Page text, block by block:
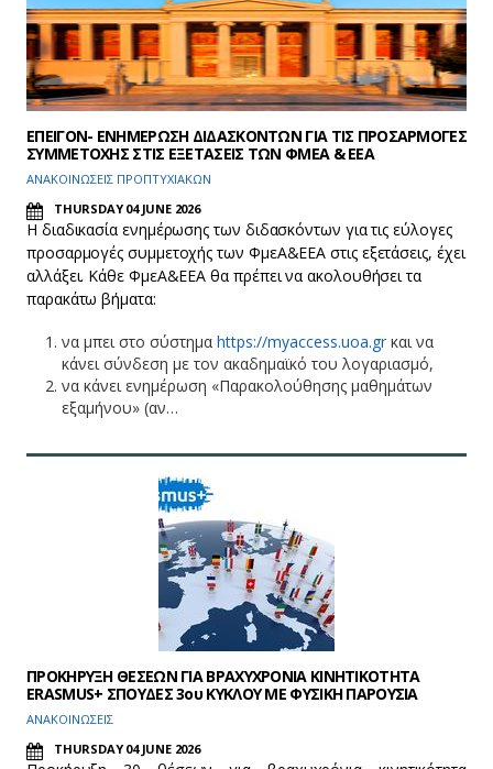
ΕΠΕΙΓΟΝ- ΕΝΗΜΕΡΩΣΗ ΔΙΔΑΣΚΟΝΤΩΝ ΓΙΑ ΤΙΣ ΠΡΟΣΑΡΜΟΓΕΣ
ΣΥΜΜΕΤΟΧΗΣ ΣΤΙΣ ΕΞΕΤΑΣΕΙΣ ΤΩΝ ΦΜΕΑ & ΕΕΑ
ΑΝΑΚΟΙΝΩΣΕΙΣ ΠΡΟΠΤΥΧΙΑΚΩΝ
THURSDAY 04 JUNE 2026
Η διαδικασία ενημέρωσης των διδασκόντων για τις εύλογες
προσαρμογές συμμετοχής των ΦμεΑ&ΕΕΑ στις εξετάσεις, έχει
αλλάξει. Κάθε ΦμεΑ&ΕΕΑ θα πρέπει να ακολουθήσει τα
παρακάτω βήματα:
να μπει στο σύστημα https://myaccess.uoa.gr και να
κάνει σύνδεση με τον ακαδημαϊκό του λογαριασμό,
να κάνει ενημέρωση «Παρακολούθησης μαθημάτων
εξαμήνου» (αν…
ΠΡΟΚΗΡΥΞΗ ΘΕΣΕΩΝ ΓΙΑ ΒΡΑΧΥΧΡΟΝΙΑ ΚΙΝΗΤΙΚΟΤΗΤΑ
ERASMUS+ ΣΠΟΥΔΕΣ 3ου ΚΥΚΛΟΥ ΜΕ ΦΥΣΙΚΗ ΠΑΡΟΥΣΙΑ
ΑΝΑΚΟΙΝΩΣΕΙΣ
THURSDAY 04 JUNE 2026